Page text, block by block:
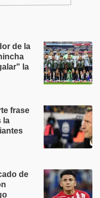
de la
la
frase
la
de